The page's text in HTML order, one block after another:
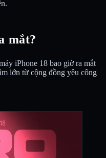
mắt?
iPhone 18 bao giờ ra mắt
lớn từ cộng đồng yêu công